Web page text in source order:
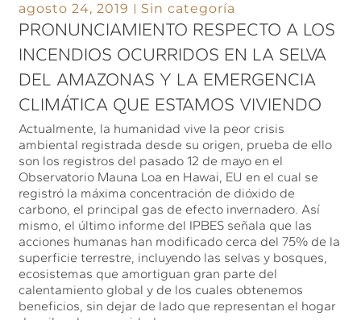
agosto 24, 2019 Sin categoría
PRONUNCIAMIENTO RESPECTO A LOS
INCENDIOS OCURRIDOS EN LA SELVA
DEL AMAZONAS Y LA EMERGENCIA
CLIMÁTICA QUE ESTAMOS VIVIENDO
Actualmente, la humanidad vive la peor crisis
ambiental registrada desde su origen, prueba de ello
son los registros del pasado 12 de mayo en el
Observatorio Mauna Loa en Hawai, EU en el cual se
registró la máxima concentración de dióxido de
carbono, el principal gas de efecto invernadero. Así
mismo, el último informe del IPBES señala que las
acciones humanas han modificado cerca del 75% de la
superficie terrestre, incluyendo las selvas y bosques,
ecosistemas que amortiguan gran parte del
calentamiento global y de los cuales obtenemos
beneficios, sin dejar de lado que representan el hogar